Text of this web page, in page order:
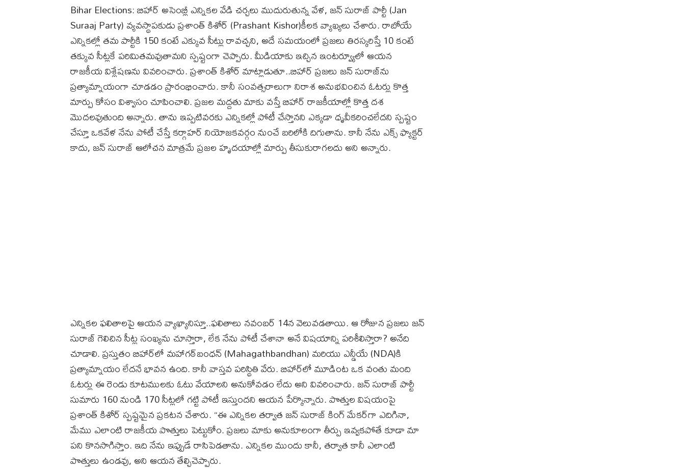
Bihar Elections: బిహార్ అసెంబ్లీ ఎన్నికల వేడి చర్చలు ముదురుతున్న వేళ, జన్ సురాజ్ పార్టీ (Jan
Suraaj Party) వ్యవస్థాపకుడు ప్రశాంత్ కిశోర్ (Prashant Kishor)కీలక వ్యాఖ్యలు చేశారు. రాబోయే
ఎన్నికల్లో తమ పార్టీకి 150 కంటే ఎక్కువ సీట్లు రావచ్చని, అదే సమయంలో ప్రజలు తిరస్కరిస్తే 10 కంటే
తక్కువ సీట్లకే పరిమితమవుతామని స్పష్టంగా చెప్పారు. మీడియాకు ఇచ్చిన ఇంటర్వ్యూలో ఆయన
రాజకీయ విశ్లేషణను వివరించారు. ప్రశాంత్ కిశోర్ మాట్లాడుతూ..బిహార్ ప్రజలు జన్ సురాజ్‌ను
ప్రత్యామ్నాయంగా చూడడం ప్రారంభించారు. కానీ సంవత్సరాలుగా నిరాశ అనుభవించిన ఓటర్లు కొత్త
మార్పు కోసం విశ్వాసం చూపించాలి. ప్రజల మద్దతు మాకు వస్తే బిహార్ రాజకీయాల్లో కొత్త దశ
మొదలవుతుంది అన్నారు. తాను ఇప్పటివరకు ఎన్నికల్లో పోటీ చేస్తానని ఎక్కడా ధృవీకరించలేదని స్పష్టం
చేస్తూ ఒకవేళ నేను పోటీ చేస్తే కర్గాహర్ నియోజకవర్గం నుంచే బరిలోకి దిగుతాను. కానీ నేను ఎక్స్ ఫ్యాక్టర్
కాదు, జన్ సురాజ్ ఆలోచన మాత్రమే ప్రజల హృదయాల్లో మార్పు తీసుకురాగలదు అని అన్నారు.
ఎన్నికల ఫలితాలపై ఆయన వ్యాఖ్యానిస్తూ..ఫలితాలు నవంబర్ 14న వెలువడతాయి. ఆ రోజున ప్రజలు జన్
సురాజ్ గెలిచిన సీట్ల సంఖ్యను చూస్తారా, లేక నేను పోటీ చేశానా అనే విషయాన్ని పరిశీలిస్తారా? అనేది
చూడాలి. ప్రస్తుతం బిహార్‌లో మహాగఠ్‌బంధన్‌ (Mahagathbandhan) మరియు ఎన్డీయే (NDA)కి
ప్రత్యామ్నాయం లేదనే భావన ఉంది. కానీ వాస్తవ పరిస్థితి వేరు. బిహార్‌లో మూడింట ఒక వంతు మంది
ఓటర్లు ఈ రెండు కూటములకు ఓటు వేయాలని అనుకోవడం లేదు అని వివరించారు. జన్ సురాజ్ పార్టీ
సుమారు 160 నుండి 170 సీట్లలో గట్టి పోటీ ఇస్తుందని ఆయన పేర్కొన్నారు. పొత్తుల విషయంపై
ప్రశాంత్ కిశోర్ స్పష్టమైన ప్రకటన చేశారు. “ఈ ఎన్నికల తర్వాత జన్ సురాజ్ కింగ్ మేకర్‌గా ఎదిగినా,
మేము ఎలాంటి రాజకీయ పొత్తులు పెట్టుకోం. ప్రజలు మాకు అనుకూలంగా తీర్పు ఇవ్వకపోతే కూడా మా
పని కొనసాగిస్తాం. ఇది నేను ఇప్పుడే రాసిపెడతాను. ఎన్నికల ముందు కానీ, తర్వాత కానీ ఎలాంటి
పొత్తులు ఉండవు, అని ఆయన తేల్చిచెప్పారు.